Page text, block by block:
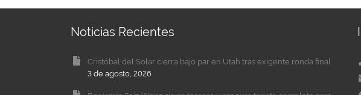
Noticias Recientes
Cristóbal del Solar cierra bajo par en Utah tras exigente ronda final
3 de agosto, 2026